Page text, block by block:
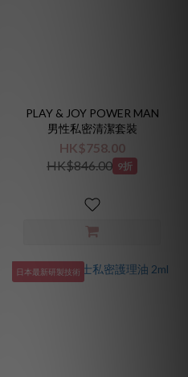
PLAY & JOY POWER MAN
男性私密清潔套裝
HK$758.00
HK$846.00 9折
日本最新研製技術